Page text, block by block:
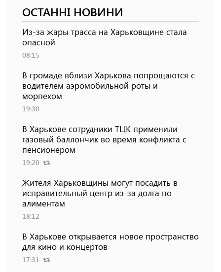
ОСТАННІ НОВИНИ
Из-за жары трасса на Харьковщине стала
опасной
08:15
В громаде вблизи Харькова попрощаются с
водителем аэромобильной роты и
морпехом
19:30
В Харькове сотрудники ТЦК применили
газовый баллончик во время конфликта с
пенсионером
19:20
Жителя Харьковщины могут посадить в
исправительный центр из-за долга по
алиментам
18:12
В Харькове открывается новое пространство
для кино и концертов
17:31